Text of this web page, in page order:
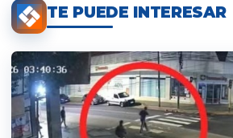
TE PUEDE INTERESAR